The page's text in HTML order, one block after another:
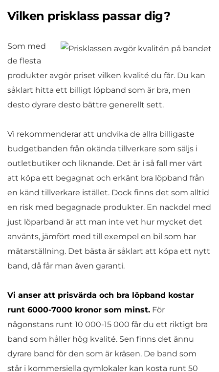
Vilken prisklass passar dig?
Som med
de flesta
produkter avgör priset vilken kvalité du får. Du kan
såklart hitta ett billigt löpband som är bra, men
desto dyrare desto bättre generellt sett.
Vi rekommenderar att undvika de allra billigaste
budgetbanden från okända tillverkare som säljs i
outletbutiker och liknande. Det är i så fall mer värt
att köpa ett begagnat och erkänt bra löpband från
en känd tillverkare istället. Dock finns det som alltid
en risk med begagnade produkter. En nackdel med
just löparband är att man inte vet hur mycket det
använts, jämfört med till exempel en bil som har
mätarställning. Det bästa är såklart att köpa ett nytt
band, då får man även garanti.
Vi anser att prisvärda och bra löpband kostar
runt 6000-7000 kronor som minst. För
någonstans runt 10 000-15 000 får du ett riktigt bra
band som håller hög kvalité. Sen finns det ännu
dyrare band för den som är kräsen. De band som
står i kommersiella gymlokaler kan kosta runt 50